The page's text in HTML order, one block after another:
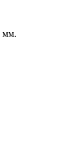
мм.